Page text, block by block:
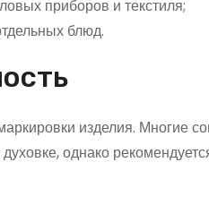
приборов и текстиля;
блюд.
изделия. Многие
однако